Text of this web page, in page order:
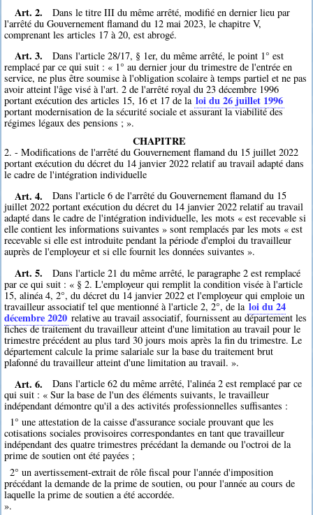
Art. 2.
Dans le titre III du même arrêté, modifié en dernier lieu par
l'arrêté du Gouvernement flamand du 12 mai 2023, le chapitre V,
comprenant les articles 17 à 20, est abrogé.
Art. 3.
Dans l'article 28/17, § 1er, du même arrêté, le point 1° est
remplacé par ce qui suit : « 1° au dernier jour du trimestre de l'entrée en
service, ne plus être soumise à l'obligation scolaire à temps partiel et ne pas
avoir atteint l'âge visé à l'art. 2 de l'arrêté royal du 23 décembre 1996
portant exécution des articles 15, 16 et 17 de la loi du 26 juillet 1996
portant modernisation de la sécurité sociale et assurant la viabilité des
régimes légaux des pensions ; ».
CHAPITRE
2. - Modifications de l'arrêté du Gouvernement flamand du 15 juillet 2022
portant exécution du décret du 14 janvier 2022 relatif au travail adapté dans
le cadre de l'intégration individuelle
Art. 4.
Dans l'article 6 de l'arrêté du Gouvernement flamand du 15
juillet 2022 portant exécution du décret du 14 janvier 2022 relatif au travail
adapté dans le cadre de l'intégration individuelle, les mots « est recevable si
elle contient les informations suivantes » sont remplacés par les mots « est
recevable si elle est introduite pendant la période d'emploi du travailleur
auprès de l'employeur et si elle fournit les données suivantes ».
Art. 5.
Dans l'article 21 du même arrêté, le paragraphe 2 est remplacé
par ce qui suit : « § 2. L'employeur qui remplit la condition visée à l'article
15, alinéa 4, 2°, du décret du 14 janvier 2022 et l'employeur qui emploie un
travailleur associatif tel que mentionné à l'article 2, 2°, de la loi du 24
décembre 2020 relative au travail associatif, fournissent au département les
fiches de traitement du travailleur atteint d'une limitation au travail pour le
trimestre précédent au plus tard 30 jours mois après la fin du trimestre. Le
département calcule la prime salariale sur la base du traitement brut
plafonné du travailleur atteint d'une limitation au travail. ».
Art. 6.
Dans l'article 62 du même arrêté, l'alinéa 2 est remplacé par ce
qui suit : « Sur la base de l'un des éléments suivants, le travailleur
indépendant démontre qu'il a des activités professionnelles suffisantes :
1° une attestation de la caisse d'assurance sociale prouvant que les
cotisations sociales provisoires correspondantes en tant que travailleur
indépendant des quatre trimestres précédant la demande ou l'octroi de la
prime de soutien ont été payées ;
2° un avertissement-extrait de rôle fiscal pour l'année d'imposition
précédant la demande de la prime de soutien, ou pour l'année au cours de
laquelle la prime de soutien a été accordée.
».